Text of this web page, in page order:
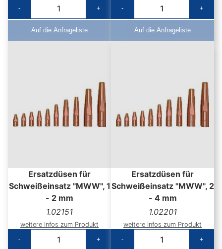
-
+
Auf die Anfrageliste
-
+
Auf die Anfrageliste
Ersatzdüsen für
Schweißeinsatz "MWW", 1
- 2 mm
1.02151
weitere Infos zum Produkt
-
+
Ersatzdüsen für
Schweißeinsatz "MWW", 2
- 4 mm
1.02201
weitere Infos zum Produkt
-
+